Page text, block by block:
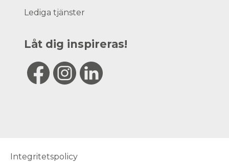
Lediga tjänster
Låt dig inspireras!
Integritetspolicy